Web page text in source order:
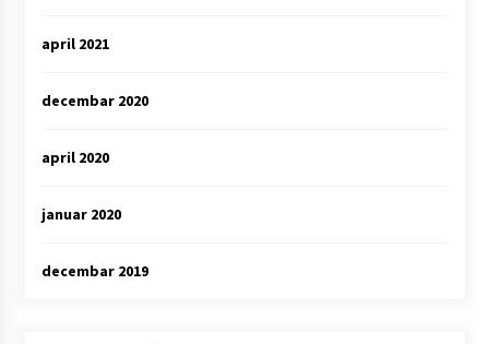
april 2021
decembar 2020
april 2020
januar 2020
decembar 2019